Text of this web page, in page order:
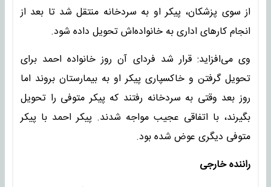
از سوی پزشکان، پیکر او به سردخانه منتقل شد تا بعد از
انجام کارهای اداری به خانواده‌اش تحویل داده شود.
وی می‌افزاید: قرار شد فردای آن روز خانواده احمد برای
تحویل گرفتن و خاکسپاری پیکر او به بیمارستان بروند اما
روز بعد وقتی به سردخانه رفتند که پیکر متوفی را تحویل
بگیرند، با اتفاقی عجیب مواجه شدند. پیکر احمد با پیکر
متوفی دیگری عوض شده بود.
راننده خارجی